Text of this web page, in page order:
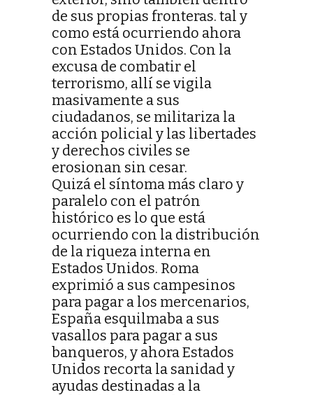
de sus propias fronteras. tal y
como está ocurriendo ahora
con Estados Unidos. Con la
excusa de combatir el
terrorismo, allí se vigila
masivamente a sus
ciudadanos, se militariza la
acción policial y las libertades
y derechos civiles se
erosionan sin cesar.
Quizá el síntoma más claro y
paralelo con el patrón
histórico es lo que está
ocurriendo con la distribución
de la riqueza interna en
Estados Unidos. Roma
exprimió a sus campesinos
para pagar a los mercenarios,
España esquilmaba a sus
vasallos para pagar a sus
banqueros, y ahora Estados
Unidos recorta la sanidad y
ayudas destinadas a la